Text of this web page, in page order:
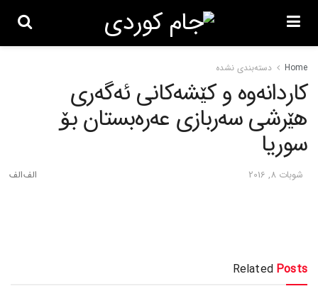
Home دسته‌بندی نشده
کاردانه‌وه‌ و کێشه‌کانی ئه‌گه‌ری
هێرشی سه‌ربازی عه‌ره‌بستان بۆ
سوریا
شوبات 8, 2016
Related Posts